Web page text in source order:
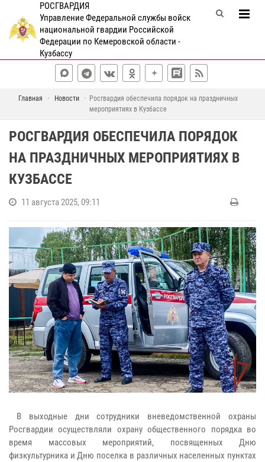
РОСГВАРДИЯ
Управление Федеральной службы войск
национальной гвардии Российской
Федерации по Кемеровской области -
Кузбассу
Главная Новости
Росгвардия обеспечила порядок на праздничных
мероприятиях в Кузбассе
РОСГВАРДИЯ ОБЕСПЕЧИЛА ПОРЯДОК
НА ПРАЗДНИЧНЫХ МЕРОПРИЯТИЯХ В
КУЗБАССЕ
11 августа 2025, 09:11
В выходные дни сотрудники вневедомственной охраны
Росгвардии осуществляли охрану общественного порядка во
время массовых мероприятий, посвященных Дню
физкультурника и Дню поселка в различных населенных пунктах